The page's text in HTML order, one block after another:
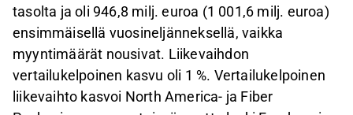
tasolta ja oli 946,8 milj. euroa (1 001,6 milj. euroa)
ensimmäisellä vuosineljänneksellä, vaikka
myyntimäärät nousivat. Liikevaihdon
vertailukelpoinen kasvu oli 1 %. Vertailukelpoinen
liikevaihto kasvoi North America- ja Fiber